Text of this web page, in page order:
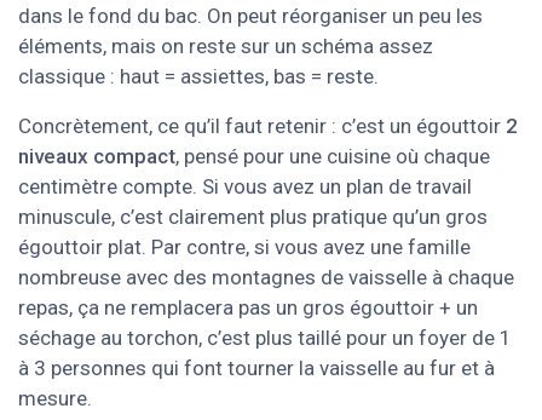
dans le fond du bac. On peut réorganiser un peu les
éléments, mais on reste sur un schéma assez
classique : haut = assiettes, bas = reste.
Concrètement, ce qu’il faut retenir : c’est un égouttoir 2
niveaux compact, pensé pour une cuisine où chaque
centimètre compte. Si vous avez un plan de travail
minuscule, c’est clairement plus pratique qu’un gros
égouttoir plat. Par contre, si vous avez une famille
nombreuse avec des montagnes de vaisselle à chaque
repas, ça ne remplacera pas un gros égouttoir + un
séchage au torchon, c’est plus taillé pour un foyer de 1
à 3 personnes qui font tourner la vaisselle au fur et à
mesure.